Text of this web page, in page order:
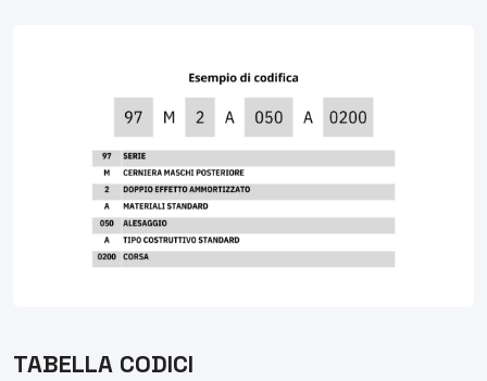
TABELLA CODICI